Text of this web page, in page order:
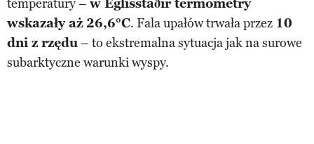
temperatury – w Eglisstaðir termometry
wskazały aż 26,6°C. Fala upałów trwała przez 10
dni z rzędu– to ekstremalna sytuacja jak na surowe
subarktyczne warunki wyspy.